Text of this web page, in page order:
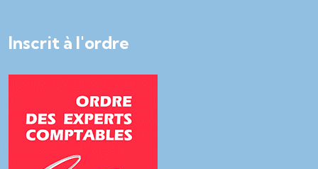
Inscrit à l'ordre